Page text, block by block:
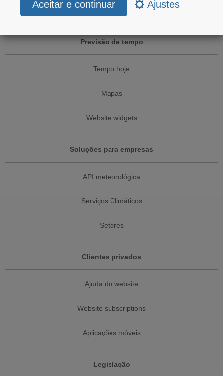
Ajustes
Previsão de tempo
Tempo hoje
Mapas
Website widgets
Soluções para empresas
API meteorológica
Serviços Climáticos
Setores
Clientes privados
Ajuda do website
Website subscriptions
Aplicações móveis
Legislação